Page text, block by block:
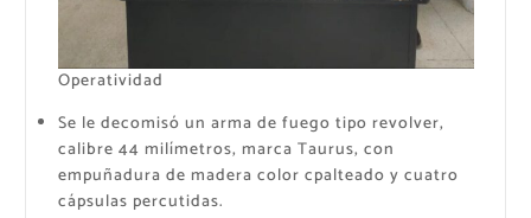
Operatividad
Se le decomisó un arma de fuego tipo revolver,
calibre 44 milímetros, marca Taurus, con
empuñadura de madera color cpalteado y cuatro
cápsulas percutidas.